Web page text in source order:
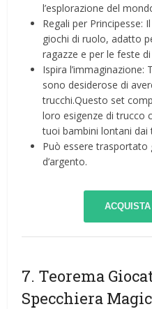
l’esplorazione del
Regali per Principesse:
giochi di ruolo, adatto
ragazze e per le feste
Ispira l’immaginazione:
sono desiderose di
trucchi.Questo set
loro esigenze di trucco
tuoi bambini lontani
Può essere trasportato
d’argento.
7. Teorema
Specchiera